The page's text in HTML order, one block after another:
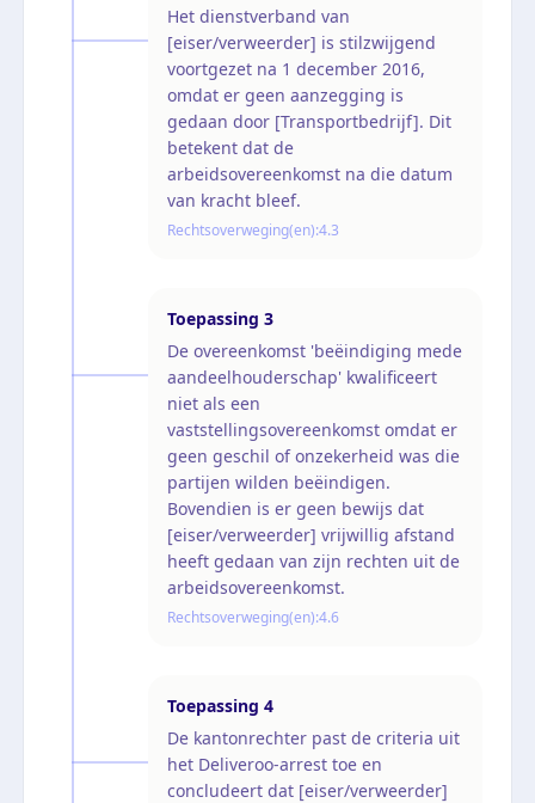
Het dienstverband van
[eiser/verweerder] is stilzwijgend
voortgezet na 1 december 2016,
omdat er geen aanzegging is
gedaan door [Transportbedrijf]. Dit
betekent dat de
arbeidsovereenkomst na die datum
van kracht bleef.
Rechtsoverweging(en):4.3
Toepassing 3
De overeenkomst 'beëindiging mede
aandeelhouderschap' kwalificeert
niet als een
vaststellingsovereenkomst omdat er
geen geschil of onzekerheid was die
partijen wilden beëindigen.
Bovendien is er geen bewijs dat
[eiser/verweerder] vrijwillig afstand
heeft gedaan van zijn rechten uit de
arbeidsovereenkomst.
Rechtsoverweging(en):4.6
Toepassing 4
De kantonrechter past de criteria uit
het Deliveroo-arrest toe en
concludeert dat [eiser/verweerder]